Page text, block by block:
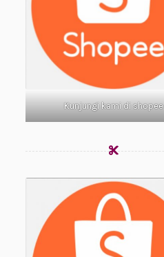
Kunjungi kami di shopee